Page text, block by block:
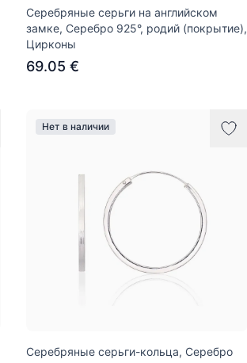
Серебряные серьги на английском
замке, Серебро 925°, родий (покрытие),
Цирконы
69.05 €
Нет в наличии
Серебряные серьги-кольца, Серебро